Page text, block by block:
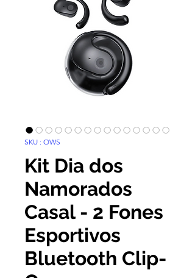
SKU : OWS
Kit Dia dos
Namorados
Casal - 2 Fones
Esportivos
Bluetooth Clip-